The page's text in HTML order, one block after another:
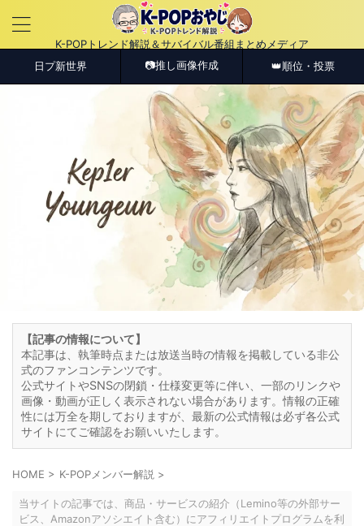
K-POPトレンド解説＆サバイバル番組まとめメディア
日プ新世界 📷推し画像作成 👑順位・投票
【記事の情報について】
本記事は、執筆時点または放送当時の情報を掲載している非公
式のファンコンテンツです。
公式サイトやSNSの閉鎖・仕様変更等に伴い、一部のリンクや
画像・動画が正しく表示されない場合があります。情報の正確
性には万全を期しておりますが、最新の公式情報は必ず各公式
サイトにてご確認をお願いいたします。
HOME > K-POPメンバー解説 >
当サイトの記事では、商品・サービスの紹介（Lemino等の外部サー
ビス、Amazonアソシエイト含む）にアフィリエイトプログラムを利